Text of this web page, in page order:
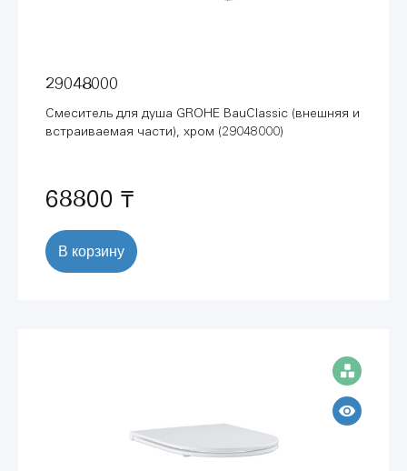
29048000
Смеситель для душа GROHE BauClassic (внешняя и
встраиваемая части), хром (29048000)
68800 ₸
В корзину